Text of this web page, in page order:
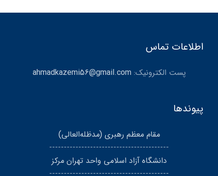
اطلاعات تماس
پست الکترونیک:ahmadkazemi56@gmail.com
پیوندها
مقام معظم رهبری (مد‌ظله‌العالی)
-----------------------------------------
دانشگاه آزاد اسلامی واحد تهران مرکز